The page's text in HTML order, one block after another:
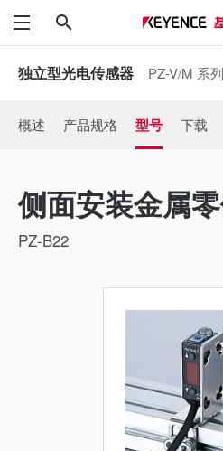
菜单
独立型光电传感器 PZ-V/M 系列
概述 产品规格 型号 下载
侧面安装金属
PZ-B22